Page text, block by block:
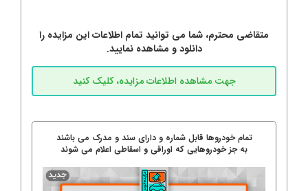
متقاضی محترم، شما می توانید تمام اطلاعات این مزایده را
دانلود و مشاهده نمایید.
تمام خودروها قابل شماره و دارای سند و مدرک می باشند
به جز خودروهایی که اوراقی و اسقاطی اعلام می شوند